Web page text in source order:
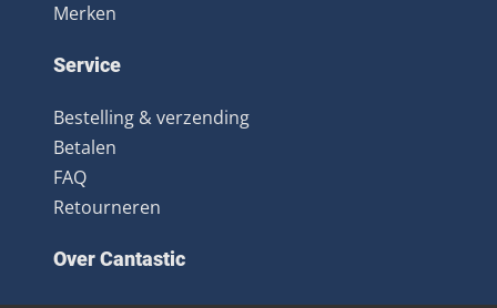
Merken
Service
Bestelling & verzending
Betalen
FAQ
Retourneren
Over Cantastic